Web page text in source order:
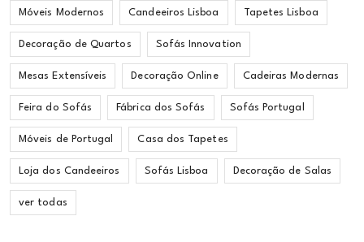
Móveis Modernos Candeeiros Lisboa Tapetes Lisboa
Decoração de Quartos Sofás Innovation
Mesas Extensíveis Decoração Online Cadeiras Modernas
Feira do Sofás Fábrica dos Sofás Sofás Portugal
Móveis de Portugal Casa dos Tapetes
Loja dos Candeeiros Sofás Lisboa Decoração de Salas
ver todas